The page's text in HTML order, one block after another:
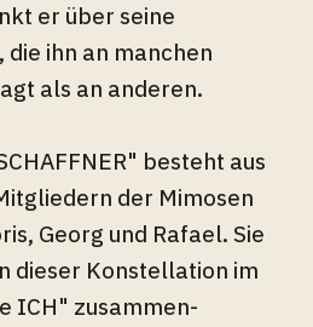
er über seine
ihn an manchen
als an anderen.
besteht aus
der Mimosen
Georg und Rafael. Sie
dieser Konstellation im
ICH" zusammen-